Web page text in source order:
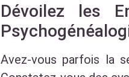
Dévoilez les
Avez-vous parfois la